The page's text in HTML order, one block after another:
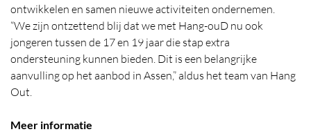
ontwikkelen en samen nieuwe activiteiten ondernemen.
“We zijn ontzettend blij dat we met Hang-ouD nu ook
jongeren tussen de 17 en 19 jaar die stap extra
ondersteuning kunnen bieden. Dit is een belangrijke
aanvulling op het aanbod in Assen,” aldus het team van Hang
Out.
Meer informatie